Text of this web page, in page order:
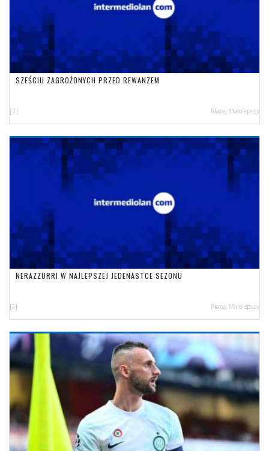
SZEŚCIU ZAGROŻONYCH PRZED REWANZEM
[2] Błażej Małolepszy
NERAZZURRI W NAJLEPSZEJ JEDENASTCE SEZONU
[5] Błażej Małolepszy